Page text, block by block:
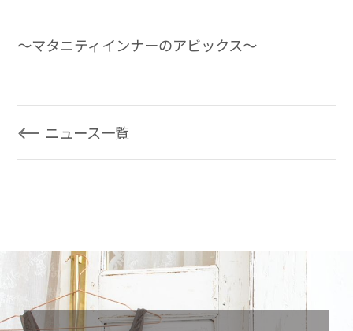
～マタニティインナーのアビックス～
ニュース一覧